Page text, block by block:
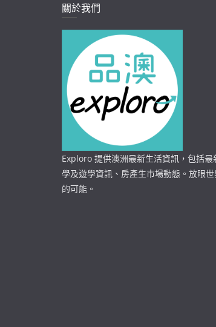
關於我們
Exploro 提供澳洲最新生活資訊，包括
學及遊學資訊、房產生市場動態。放眼
的可能。